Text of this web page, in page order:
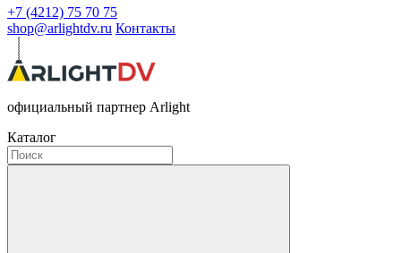
+7 (4212) 75 70 75
shop@arlightdv.ru Контакты
официальный партнер Arlight
Каталог